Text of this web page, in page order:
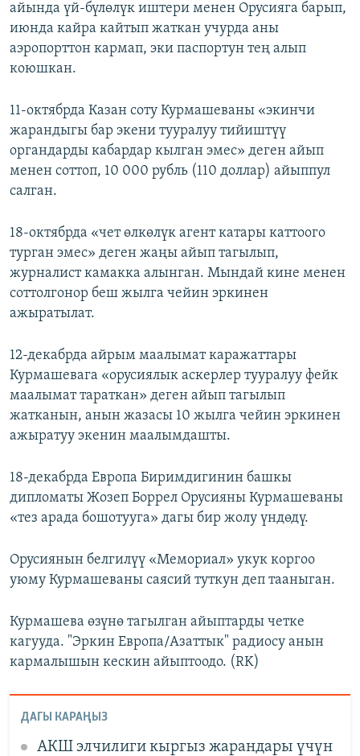
айында үй-бүлөлүк иштери менен Орусияга барып,
июнда кайра кайтып жаткан учурда аны
аэропорттон кармап, эки паспортун тең алып
коюшкан.
11-октябрда Казан соту Курмашеваны «экинчи
жарандыгы бар экени тууралуу тийиштүү
органдарды кабардар кылган эмес» деген айып
менен соттоп, 10 000 рубль (110 доллар) айыппул
салган.
18-октябрда «чет өлкөлүк агент катары каттоого
турган эмес» деген жаңы айып тагылып,
журналист камакка алынган. Мындай кине менен
соттолгонор беш жылга чейин эркинен
ажыратылат.
12-декабрда айрым маалымат каражаттары
Курмашевага «орусиялык аскерлер тууралуу фейк
маалымат тараткан» деген айып тагылып
жатканын, анын жазасы 10 жылга чейин эркинен
ажыратуу экенин маалымдашты.
18-декабрда Европа Биримдигинин башкы
дипломаты Жозеп Боррел Орусияны Курмашеваны
«тез арада бошотууга» дагы бир жолу үндөдү.
Орусиянын белгилүү «Мемориал» укук коргоо
уюму Курмашеваны саясий туткун деп тааныган.
Курмашева өзүнө тагылган айыптарды четке
кагууда. "Эркин Европа/Азаттык" радиосу анын
кармалышын кескин айыптоодо. (RK)
ДАГЫ КАРАҢЫЗ
АКШ элчилиги кыргыз жарандары үчүн